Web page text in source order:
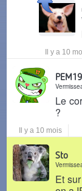
Il y a 10
Le
?
Il y a 10 mois
Sto
Et